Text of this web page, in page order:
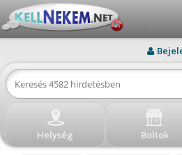
Menu
BEJELENTKEZÉS
REGISZTRÁLÁS
Helység Boltok